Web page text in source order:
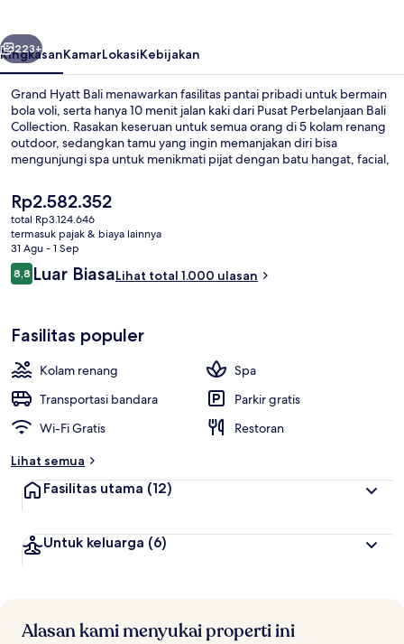
Berikutnya
223+
RingkasanKamarLokasiKebijakan
Grand Hyatt Bali menawarkan fasilitas pantai pribadi untuk bermain
bola voli, serta hanya 10 menit jalan kaki dari Pusat Perbelanjaan Bali
Collection. Rasakan keseruan untuk semua orang di 5 kolam renang
outdoor, sedangkan tamu yang ingin memanjakan diri bisa
mengunjungi spa untuk menikmati pijat dengan batu hangat, facial,
buka untuk makan malam. Daya tarik lain di hotel mewah ini meliputi
bar tepi kolam renang, klub kesehatan, dan pusat kebugaran. Para
traveler menyukai kolam renang dan staf.
Harga
saat
ini
Rp2.582.352
Rp2.582.352
total Rp3.124.646
termasuk pajak & biaya lainnya
31 Agu - 1 Sep
Ulasan
8,88,8 dari 10
Luar BiasaLihat total 1.000 ulasan
Fasilitas populer
Kolam renang
Spa
Transportasi bandara
Parkir gratis
Wi-Fi Gratis
Restoran
Lihat semua
Fasilitas utama (12)
Untuk keluarga (6)
Alasan kami menyukai properti ini